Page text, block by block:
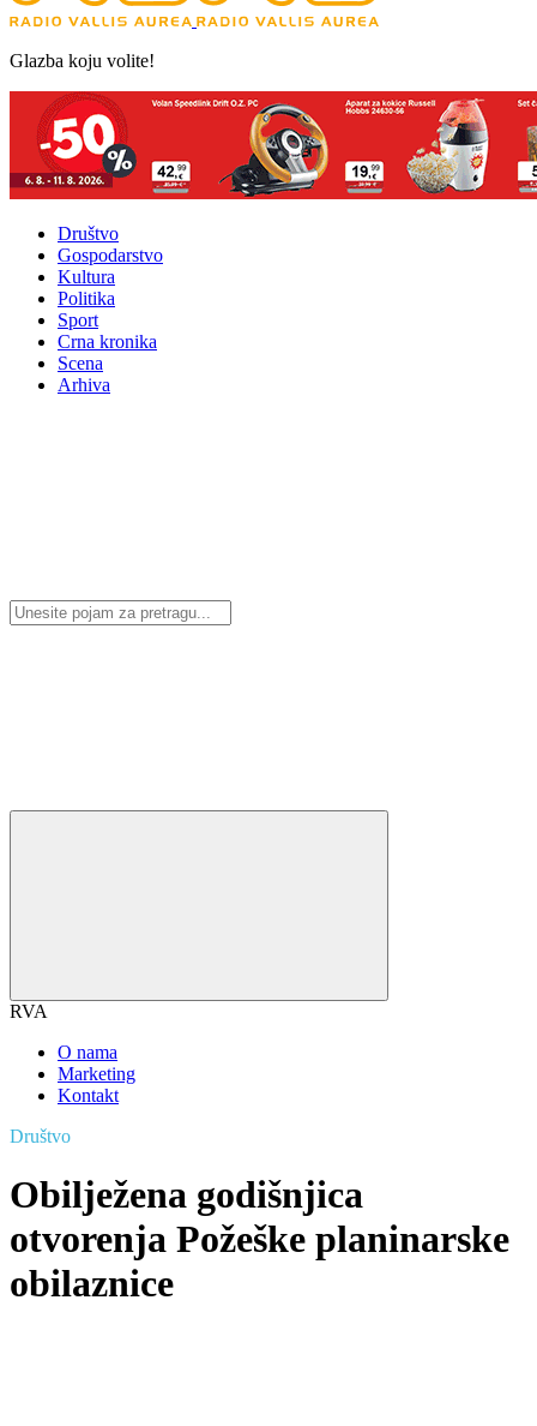
Glazba koju volite!
Društvo
Gospodarstvo
Kultura
Politika
Sport
Crna kronika
Scena
Arhiva
RVA
O nama
Marketing
Kontakt
Društvo
Obilježena godišnjica
otvorenja Požeške planinarske
obilaznice